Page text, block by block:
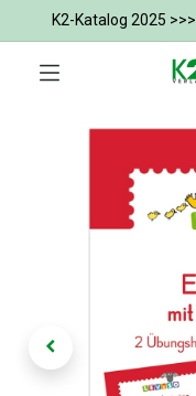
K2-Katalog 2025 >>>